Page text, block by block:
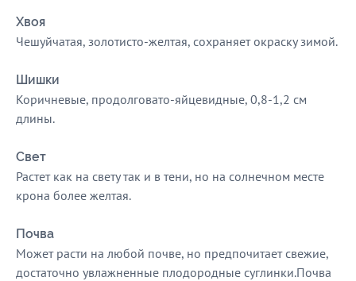
Хвоя
Чешуйчатая, золотисто-желтая, сохраняет окраску зимой.
Шишки
Коричневые, продолговато-яйцевидные, 0,8-1,2 см
длины.
Свет
Растет как на свету так и в тени, но на солнечном месте
крона более желтая.
Почва
Может расти на любой почве, но предпочитает свежие,
достаточно увлажненные плодородные суглинки.Почва